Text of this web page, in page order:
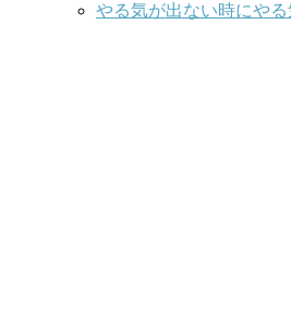
やる気が出ない時にや